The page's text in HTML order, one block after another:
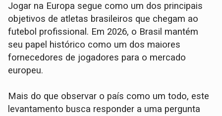
Jogar na Europa segue como um dos principais
objetivos de atletas brasileiros que chegam ao
futebol profissional. Em 2026, o Brasil mantém
seu papel histórico como um dos maiores
fornecedores de jogadores para o mercado
europeu.
Mais do que observar o país como um todo, este
levantamento busca responder a uma pergunta